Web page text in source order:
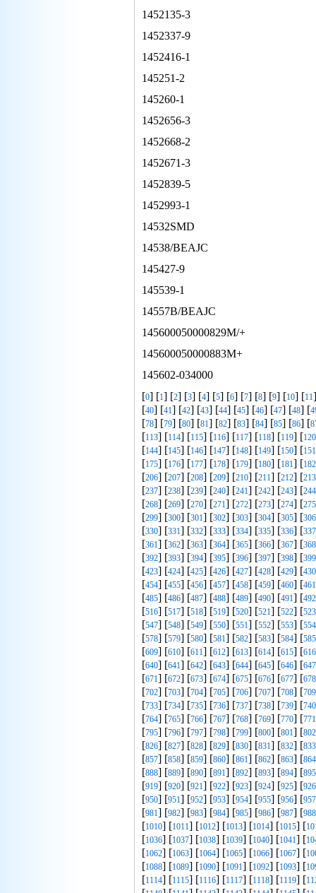
1452135-3
1452337-9
1452416-1
145251-2
145260-1
1452656-3
1452668-2
1452671-3
1452839-5
1452993-1
14532SMD
14538/BEAJC
145427-9
145539-1
14557B/BEAJC
145600050000829M/+
145600050000883M+
145602-034000
[0] [1] [2] [3] [4] [5] [6] [7] [8] [9] [10] [11
[40] [41] [42] [43] [44] [45] [46] [47] [48] [
[78] [79] [80] [81] [82] [83] [84] [85] [86] [
[113] [114] [115] [116] [117] [118] [119] [120
[144] [145] [146] [147] [148] [149] [150] [151
[175] [176] [177] [178] [179] [180] [181] [182
[206] [207] [208] [209] [210] [211] [212] [213
[237] [238] [239] [240] [241] [242] [243] [244
[268] [269] [270] [271] [272] [273] [274] [275
[299] [300] [301] [302] [303] [304] [305] [306
[330] [331] [332] [333] [334] [335] [336] [337
[361] [362] [363] [364] [365] [366] [367] [368
[392] [393] [394] [395] [396] [397] [398] [399
[423] [424] [425] [426] [427] [428] [429] [430
[454] [455] [456] [457] [458] [459] [460] [461
[485] [486] [487] [488] [489] [490] [491] [492
[516] [517] [518] [519] [520] [521] [522] [523
[547] [548] [549] [550] [551] [552] [553] [554
[578] [579] [580] [581] [582] [583] [584] [585
[609] [610] [611] [612] [613] [614] [615] [616
[640] [641] [642] [643] [644] [645] [646] [647
[671] [672] [673] [674] [675] [676] [677] [678
[702] [703] [704] [705] [706] [707] [708] [709
[733] [734] [735] [736] [737] [738] [739] [740
[764] [765] [766] [767] [768] [769] [770] [771
[795] [796] [797] [798] [799] [800] [801] [802
[826] [827] [828] [829] [830] [831] [832] [833
[857] [858] [859] [860] [861] [862] [863] [864
[888] [889] [890] [891] [892] [893] [894] [895
[919] [920] [921] [922] [923] [924] [925] [926
[950] [951] [952] [953] [954] [955] [956] [957
[981] [982] [983] [984] [985] [986] [987] [988
[1010] [1011] [1012] [1013] [1014] [1015] [
[1036] [1037] [1038] [1039] [1040] [1041] [
[1062] [1063] [1064] [1065] [1066] [1067] [
[1088] [1089] [1090] [1091] [1092] [1093] [
[1114] [1115] [1116] [1117] [1118] [1119] [